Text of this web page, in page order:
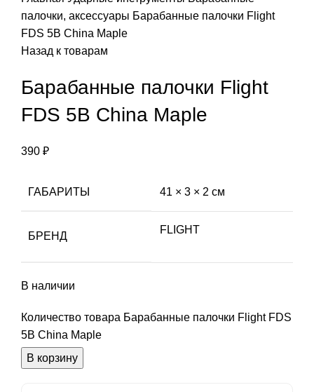
палочки, аксессуары Барабанные палочки Flight
FDS 5B China Maple
Назад к товарам
Барабанные палочки Flight
FDS 5B China Maple
390 ₽
ГАБАРИТЫ 41 × 3 × 2 см
БРЕНД
FLIGHT
В наличии
Количество товара Барабанные палочки Flight FDS
5B China Maple
В корзину